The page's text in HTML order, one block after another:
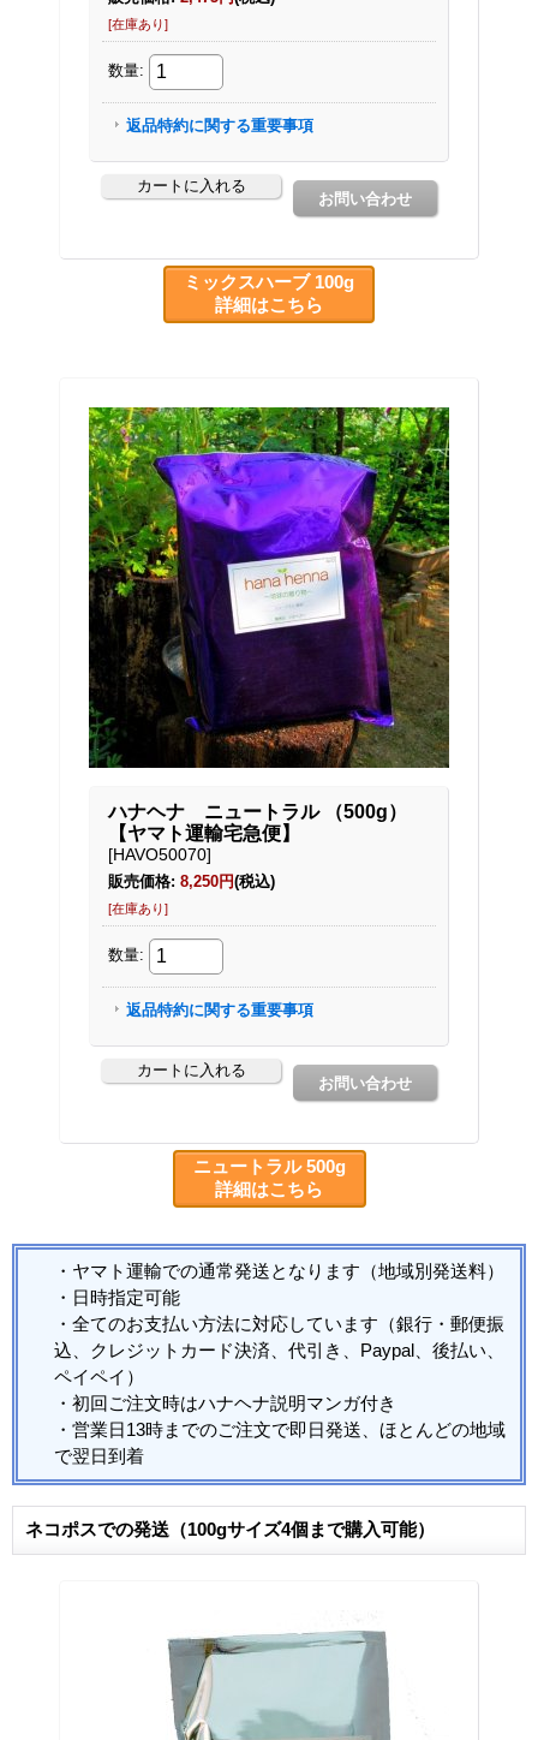
ミックスハーブ 100g
詳細はこちら
ニュートラル 500g
詳細はこちら
・ヤマト運輸での通常発送となります（地域別発送料）
・日時指定可能
・全てのお支払い方法に対応しています（銀行・郵便振
込、クレジットカード決済、代引き、Paypal、後払い、
ペイペイ）
・初回ご注文時はハナヘナ説明マンガ付き
・営業日13時までのご注文で即日発送、ほとんどの地域
で翌日到着
ネコポスでの発送（100gサイズ4個まで購入可能）